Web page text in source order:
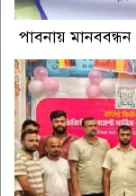
পাবনায় মানববন্ধন